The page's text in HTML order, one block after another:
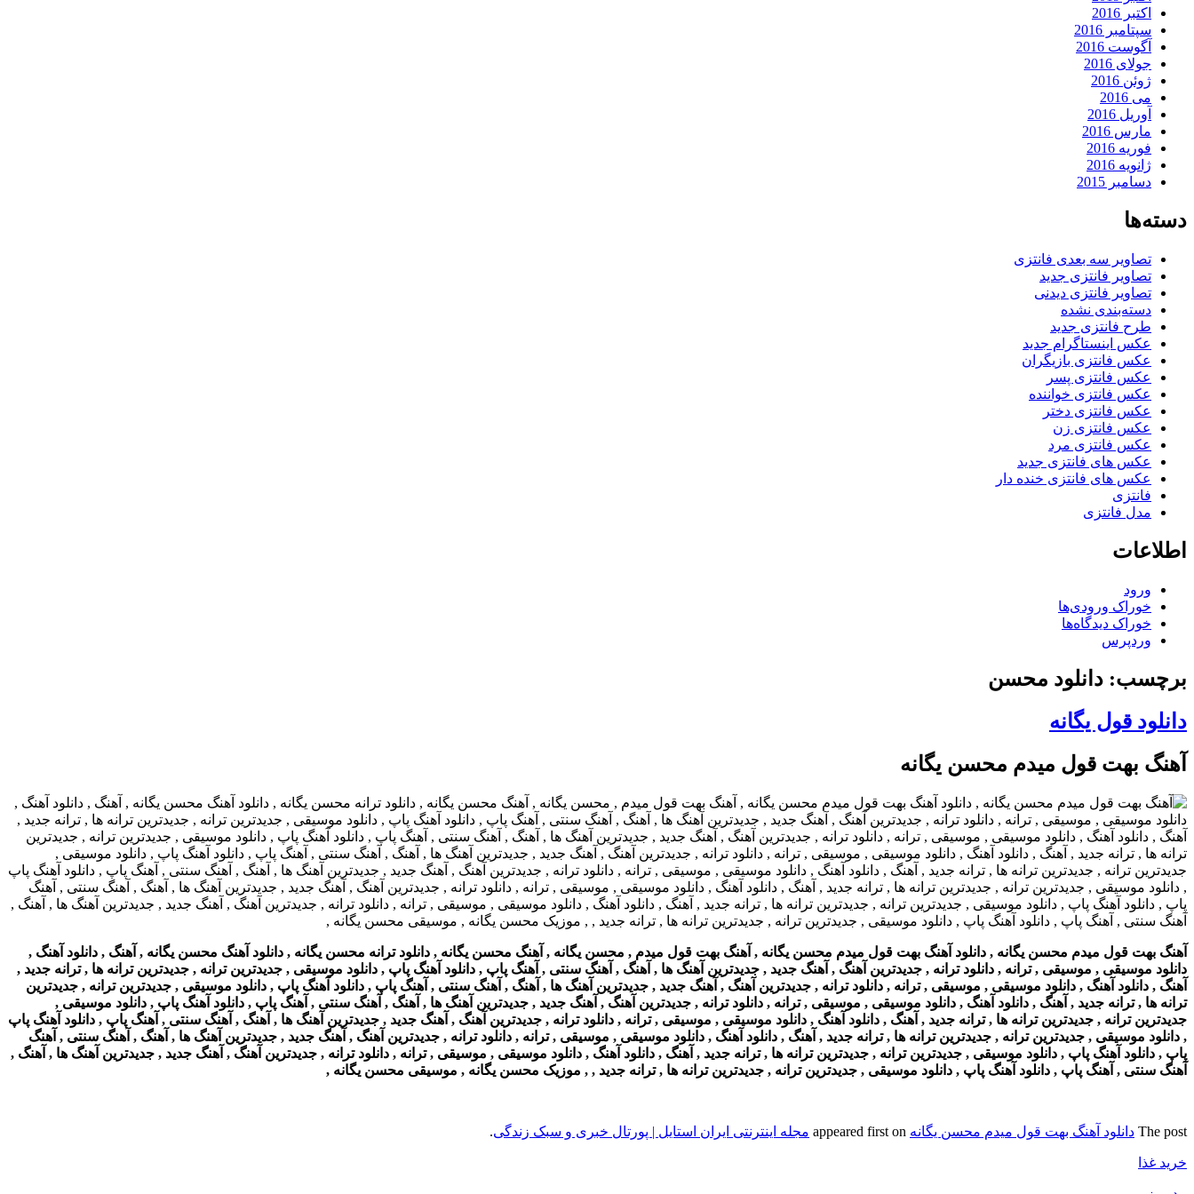
اکتبر 2016
سپتامبر 2016
آگوست 2016
جولای 2016
ژوئن 2016
می 2016
آوریل 2016
مارس 2016
فوریه 2016
ژانویه 2016
دسامبر 2015
دسته‌ها
تصاویر سه بعدی فانتزی
تصاویر فانتزی جدید
تصاویر فانتزی دیدنی
دسته‌بندی نشده
طرح فانتزی جدید
عکس اینستاگرام جدید
عکس فانتزی بازیگران
عکس فانتزی پسر
عکس فانتزی خواننده
عکس فانتزی دختر
عکس فانتزی زن
عکس فانتزی مرد
عکس های فانتزی جدید
عکس های فانتزی خنده دار
فانتزی
مدل فانتزی
اطلاعات
ورود
خوراک ورودی‌ها
خوراک دیدگاه‌ها
وردپرس
برچسب: دانلود محسن
دانلود قول یگانه
آهنگ بهت قول میدم محسن یگانه
آهنگ بهت قول میدم محسن یگانه , دانلود آهنگ بهت قول میدم محسن یگانه , آهنگ بهت قول میدم , محسن یگانه , آهنگ محسن یگانه , دانلود ترانه محسن یگانه , دانلود آهنگ محسن یگانه , آهنگ , دانلود آهنگ ,
دانلود موسیقی , موسیقی , ترانه , دانلود ترانه , جدیدترین آهنگ , آهنگ جدید , جدیدترین آهنگ ها , آهنگ , آهنگ سنتی , آهنگ پاپ , دانلود آهنگ پاپ , دانلود موسیقی , جدیدترین ترانه , جدیدترین ترانه ها , ترانه جدید ,
آهنگ , دانلود آهنگ , دانلود موسیقی , موسیقی , ترانه , دانلود ترانه , جدیدترین آهنگ , آهنگ جدید , جدیدترین آهنگ ها , آهنگ , آهنگ سنتی , آهنگ پاپ , دانلود آهنگ پاپ , دانلود موسیقی , جدیدترین ترانه , جدیدترین
ترانه ها , ترانه جدید , آهنگ , دانلود آهنگ , دانلود موسیقی , موسیقی , ترانه , دانلود ترانه , جدیدترین آهنگ , آهنگ جدید , جدیدترین آهنگ ها , آهنگ , آهنگ سنتی , آهنگ پاپ , دانلود آهنگ پاپ , دانلود موسیقی ,
جدیدترین ترانه , جدیدترین ترانه ها , ترانه جدید , آهنگ , دانلود آهنگ , دانلود موسیقی , موسیقی , ترانه , دانلود ترانه , جدیدترین آهنگ , آهنگ جدید , جدیدترین آهنگ ها , آهنگ , آهنگ سنتی , آهنگ پاپ , دانلود آهنگ پاپ
, دانلود موسیقی , جدیدترین ترانه , جدیدترین ترانه ها , ترانه جدید , آهنگ , دانلود آهنگ , دانلود موسیقی , موسیقی , ترانه , دانلود ترانه , جدیدترین آهنگ , آهنگ جدید , جدیدترین آهنگ ها , آهنگ , آهنگ سنتی , آهنگ
پاپ , دانلود آهنگ پاپ , دانلود موسیقی , جدیدترین ترانه , جدیدترین ترانه ها , ترانه جدید , آهنگ , دانلود آهنگ , دانلود موسیقی , موسیقی , ترانه , دانلود ترانه , جدیدترین آهنگ , آهنگ جدید , جدیدترین آهنگ ها , آهنگ ,
آهنگ سنتی , آهنگ پاپ , دانلود آهنگ پاپ , دانلود موسیقی , جدیدترین ترانه , جدیدترین ترانه ها , ترانه جدید , , موزیک محسن یگانه , موسیقی محسن یگانه ,
The post دانلود آهنگ بهت قول میدم محسن یگانه مجله اینترنتی ایران استایل | پورتال خبری و سبک زندگی.
خرید غذا